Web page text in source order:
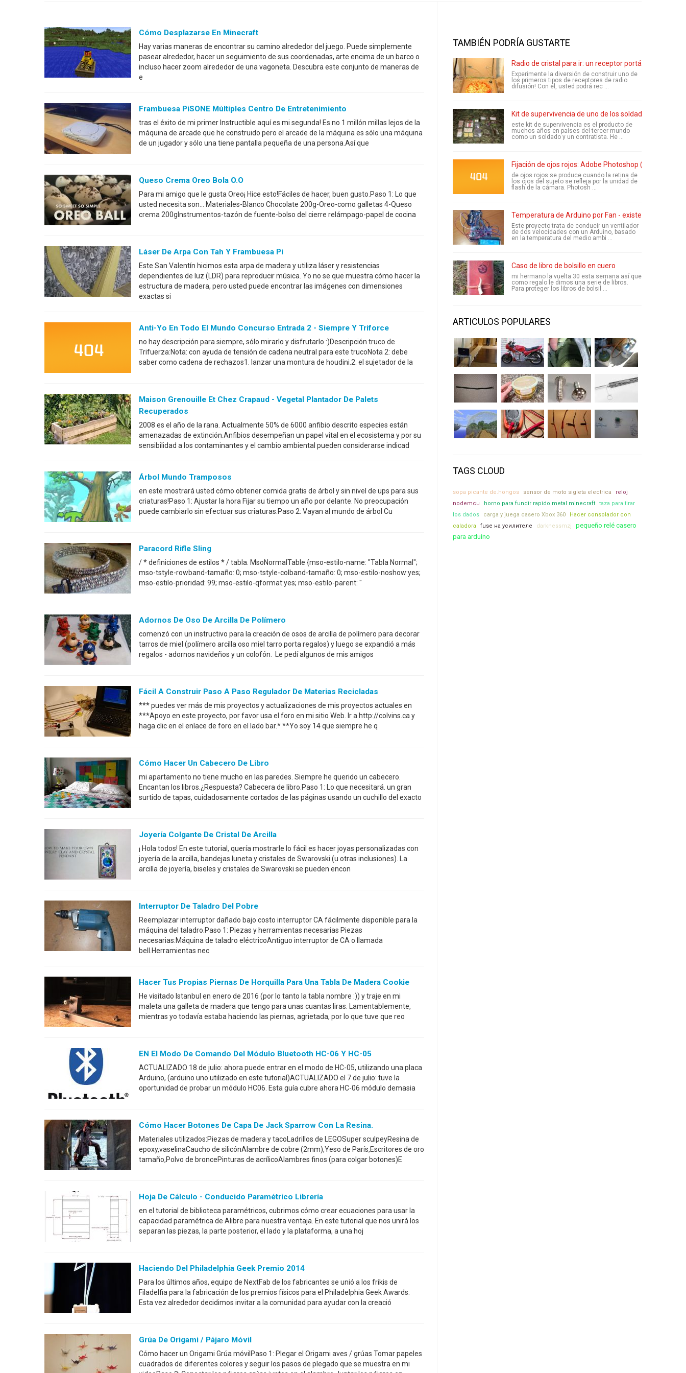
Cómo Desplazarse En Minecraft
Hay varias maneras de encontrar su camino alrededor del juego. Puede simplemente
pasear alrededor, hacer un seguimiento de sus coordenadas, arte encima de un barco o
incluso hacer zoom alrededor de una vagoneta. Descubra este conjunto de maneras de
e
Frambuesa PiSONE Múltiples Centro De Entretenimiento
tras el éxito de mi primer Instructible aquí es mi segunda! Es no 1 millón millas lejos de la
máquina de arcade que he construido pero el arcade de la máquina es sólo una máquina
de un jugador y sólo una tiene pantalla pequeña de una persona.Así que
Queso Crema Oreo Bola O.O
Para mi amigo que le gusta Oreo¡ Hice esto!Fáciles de hacer, buen gusto.Paso 1: Lo que
usted necesita son... Materiales-Blanco Chocolate 200g-Oreo-como galletas 4-Queso
crema 200gInstrumentos-tazón de fuente-bolso del cierre relámpago-papel de cocina
Láser De Arpa Con Tah Y Frambuesa Pi
Este San Valentín hicimos esta arpa de madera y utiliza láser y resistencias
dependientes de luz (LDR) para reproducir música. Yo no se que muestra cómo hacer la
estructura de madera, pero usted puede encontrar las imágenes con dimensiones
exactas si
Anti-Yo En Todo El Mundo Concurso Entrada 2 - Siempre Y Triforce
no hay descripción para siempre, sólo mirarlo y disfrutarlo :)Descripción truco de
Trifuerza:Nota: con ayuda de tensión de cadena neutral para este trucoNota 2: debe
saber como cadena de rechazos1. lanzar una montura de houdini.2. el sujetador de la
Maison Grenouille Et Chez Crapaud - Vegetal Plantador De Palets
Recuperados
2008 es el año de la rana. Actualmente 50% de 6000 anfibio descrito especies están
amenazadas de extinción.Anfibios desempeñan un papel vital en el ecosistema y por su
sensibilidad a los contaminantes y el cambio ambiental pueden considerarse indicad
Árbol Mundo Tramposos
en este mostrará usted cómo obtener comida gratis de árbol y sin nivel de ups para sus
criaturas!Paso 1: Ajustar la hora Fijar su tiempo un año por delante. No preocupación
puede cambiarlo sin efectuar sus criaturas.Paso 2: Vayan al mundo de árbol Cu
Paracord Rifle Sling
/ * definiciones de estilos * / tabla. MsoNormalTable {mso-estilo-name: "Tabla Normal";
mso-tstyle-rowband-tamaño: 0; mso-tstyle-colband-tamaño: 0; mso-estilo-noshow:yes;
mso-estilo-prioridad: 99; mso-estilo-qformat:yes; mso-estilo-parent: "
Adornos De Oso De Arcilla De Polímero
comenzó con un instructivo para la creación de osos de arcilla de polímero para decorar
tarros de miel (polímero arcilla oso miel tarro porta regalos) y luego se expandió a más
regalos - adornos navideños y un colofón. Le pedí algunos de mis amigos
Fácil A Construir Paso A Paso Regulador De Materias Recicladas
*** puedes ver más de mis proyectos y actualizaciones de mis proyectos actuales en
***Apoyo en este proyecto, por favor usa el foro en mi sitio Web. Ir a http://colvins.ca y
haga clic en el enlace de foro en el lado bar.* **Yo soy 14 que siempre he q
Cómo Hacer Un Cabecero De Libro
mi apartamento no tiene mucho en las paredes. Siempre he querido un cabecero.
Encantan los libros.¿Respuesta? Cabecera de libro.Paso 1: Lo que necesitará. un gran
surtido de tapas, cuidadosamente cortados de las páginas usando un cuchillo del exacto
Joyería Colgante De Cristal De Arcilla
¡ Hola todos! En este tutorial, quería mostrarle lo fácil es hacer joyas personalizadas con
joyería de la arcilla, bandejas luneta y cristales de Swarovski (u otras inclusiones). La
arcilla de joyería, biseles y cristales de Swarovski se pueden encon
Interruptor De Taladro Del Pobre
Reemplazar interruptor dañado bajo costo interruptor CA fácilmente disponible para la
máquina del taladro.Paso 1: Piezas y herramientas necesarias Piezas
necesarias:Máquina de taladro eléctricoAntiguo interruptor de CA o llamada
bell.Herramientas nec
Hacer Tus Propias Piernas De Horquilla Para Una Tabla De Madera Cookie
He visitado Istanbul en enero de 2016 (por lo tanto la tabla nombre :)) y traje en mi
maleta una galleta de madera que tengo para unas cuantas liras. Lamentablemente,
mientras yo todavía estaba haciendo las piernas, agrietada, por lo que tuve que reo
EN El Modo De Comando Del Módulo Bluetooth HC-06 Y HC-05
ACTUALIZADO 18 de julio: ahora puede entrar en el modo de HC-05, utilizando una placa
Arduino, (arduino uno utilizado en este tutorial)ACTUALIZADO el 7 de julio: tuve la
oportunidad de probar un módulo HC06. Esta guía cubre ahora HC-06 módulo demasia
Cómo Hacer Botones De Capa De Jack Sparrow Con La Resina.
Materiales utilizados:Piezas de madera y tacoLadrillos de LEGOSuper sculpeyResina de
epoxy,vaselinaCaucho de silicónAlambre de cobre (2mm),Yeso de París,Escritores de oro
tamaño,Polvo de broncePinturas de acrílicoAlambres finos (para colgar botones)E
Hoja De Cálculo - Conducido Paramétrico Librería
en el tutorial de biblioteca paramétricos, cubrimos cómo crear ecuaciones para usar la
capacidad paramétrica de Alibre para nuestra ventaja. En este tutorial que nos unirá los
separan las piezas, la parte posterior, el lado y la plataforma, a una hoj
Haciendo Del Philadelphia Geek Premio 2014
Para los últimos años, equipo de NextFab de los fabricantes se unió a los frikis de
Filadelfia para la fabricación de los premios físicos para el Philadelphia Geek Awards.
Esta vez alrededor decidimos invitar a la comunidad para ayudar con la creació
Grúa De Origami / Pájaro Móvil
Cómo hacer un Origami Grúa móvilPaso 1: Plegar el Origami aves / grúas Tomar papeles
cuadrados de diferentes colores y seguir los pasos de plegado que se muestra en mi
TAMBIÉN PODRÍA GUSTARTE
Radio de cristal para ir: un receptor portátil, batería
Experimente la diversión de construir uno de
los primeros tipos de receptores de radio
difusión! Con él, usted podrá rec ...
Kit de supervivencia de uno de los soldados SF
este kit de supervivencia es el producto de
muchos años en países del tercer mundo
como un soldado y un contratista. He ...
Fijación de ojos rojos: Adobe Photoshop (1.8)
de ojos rojos se produce cuando la retina de
los ojos del sujeto se refleja por la unidad de
flash de la cámara. Photosh ...
Temperatura de Arduino por Fan - existentes de
Este proyecto trata de conducir un ventilador
de dos velocidades con un Arduino, basado
en la temperatura del medio ambi ...
Caso de libro de bolsillo en cuero
mi hermano la vuelta 30 esta semana así que
como regalo le dimos una serie de libros.
Para proteger los libros de bolsil ...
ARTICULOS POPULARES
TAGS CLOUD
sopa picante de.hongos sensor de moto sigleta electrica
reloj
nodemcu
horno para fundir rapido metal minecraft
taza para tirar
los dados
carga y juega casero Xbox 360
Hacer consolador con
caladora
fuse на усилителе darknessmzj
pequeño relé casero
para arduino